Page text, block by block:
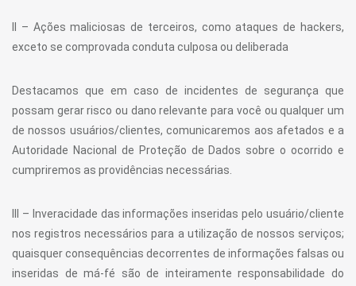
II – Ações maliciosas de terceiros, como ataques de hackers,
exceto se comprovada conduta culposa ou deliberada
Destacamos que em caso de incidentes de segurança que
possam gerar risco ou dano relevante para você ou qualquer um
de nossos usuários/clientes, comunicaremos aos afetados e a
Autoridade Nacional de Proteção de Dados sobre o ocorrido e
cumpriremos as providências necessárias.
III – Inveracidade das informações inseridas pelo usuário/cliente
nos registros necessários para a utilização de nossos serviços;
quaisquer consequências decorrentes de informações falsas ou
inseridas de má-fé são de inteiramente responsabilidade do